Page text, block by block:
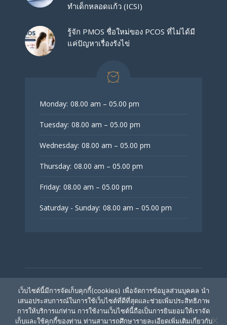
ทำเด็กหลอดแก้ว (ICSI)
รู้จัก PMOS ชื่อใหม่ของ PCOS ที่ไม่ได้มี
แค่ปัญหาเรื่องรังไข่
Monday: 08.00 am – 05.00 pm
Tuesday: 08.00 am – 05.00 pm
Wednesday: 08.00 am – 05.00 pm
Thursday: 08.00 am – 05.00 pm
Friday: 08.00 am – 05.00 pm
Saturday - Sunday: 08.00 am – 05.00 pm
© V Fertility Thailand
ติดตามเรา
เว็บไซต์นี้มีการจัดเก็บคุกกี้(cookies) เพื่อจัดการข้อมูลส่วนบุคคล นำ
เสนอประสบการณ์ในการใช้เว็บไซต์ที่ดีที่สุดและช่วยเพิ่มประสิทธิภาพ
การให้บริการแก่ท่าน การใช้งานเว็บไซต์นี้ถือเป็นการยินยอมให้เราจัด
เก็บและใช้คุกกี้ของท่าน ท่านสามารถศึกษารายละเอียดเพิ่มเติมเกี่ยวกับ